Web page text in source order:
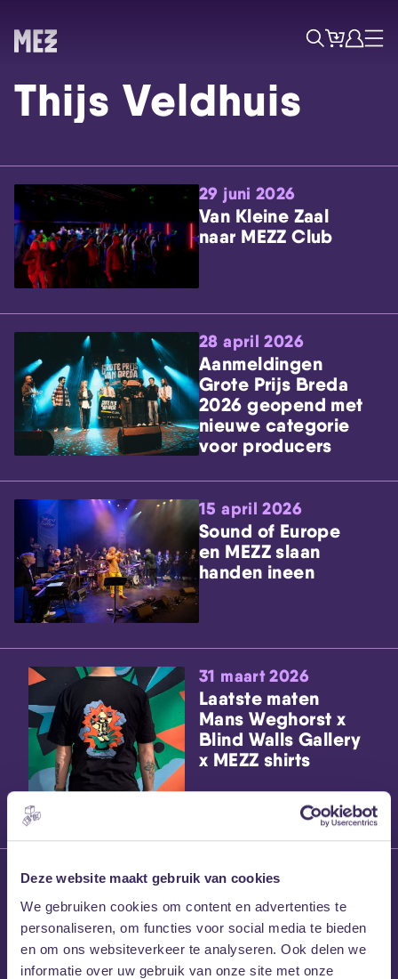
Deze website maakt gebruik van cookies
We gebruiken cookies om content en advertenties te
personaliseren, om functies voor social media te bieden
en om ons websiteverkeer te analyseren. Ook delen we
informatie over uw gebruik van onze site met onze
Skip navigatie
ZoekTicketsAccount
Menu
Thijs Veldhuis
29 juni 2026
Van Kleine Zaal
naar MEZZ Club
28 april 2026
Aanmeldingen
Grote Prijs Breda
2026 geopend met
nieuwe categorie
voor producers
15 april 2026
Sound of Europe
en MEZZ slaan
handen ineen
31 maart 2026
Laatste maten
Mans Weghorst x
Blind Walls Gallery
x MEZZ shirts
27 maart 2026
Willem’s Blog:
Frans Kalf